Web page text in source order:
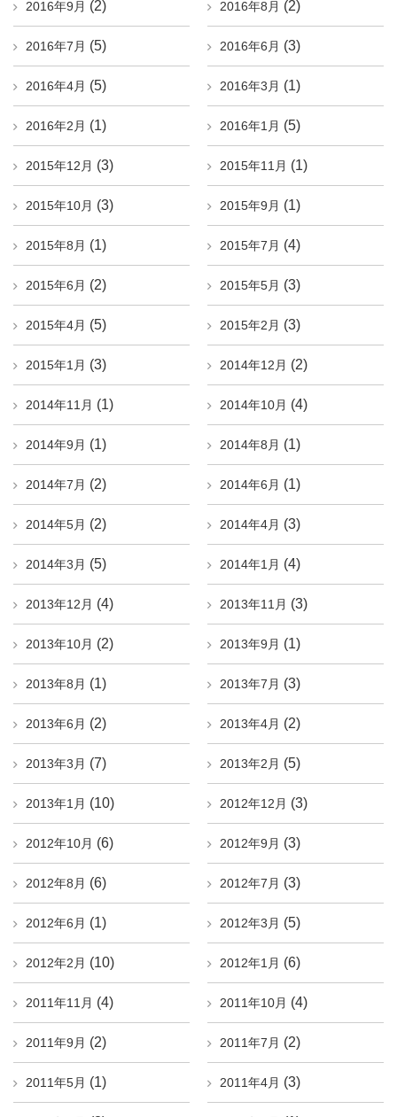
2016年9月 (2) 2016年8月 (2)
2016年7月 (5) 2016年6月 (3)
2016年4月 (5) 2016年3月 (1)
2016年2月 (1) 2016年1月 (5)
2015年12月 (3) 2015年11月 (1)
2015年10月 (3) 2015年9月 (1)
2015年8月 (1) 2015年7月 (4)
2015年6月 (2) 2015年5月 (3)
2015年4月 (5) 2015年2月 (3)
2015年1月 (3) 2014年12月 (2)
2014年11月 (1) 2014年10月 (4)
2014年9月 (1) 2014年8月 (1)
2014年7月 (2) 2014年6月 (1)
2014年5月 (2) 2014年4月 (3)
2014年3月 (5) 2014年1月 (4)
2013年12月 (4) 2013年11月 (3)
2013年10月 (2) 2013年9月 (1)
2013年8月 (1) 2013年7月 (3)
2013年6月 (2) 2013年4月 (2)
2013年3月 (7) 2013年2月 (5)
2013年1月 (10) 2012年12月 (3)
2012年10月 (6) 2012年9月 (3)
2012年8月 (6) 2012年7月 (3)
2012年6月 (1) 2012年3月 (5)
2012年2月 (10) 2012年1月 (6)
2011年11月 (4) 2011年10月 (4)
2011年9月 (2) 2011年7月 (2)
2011年5月 (1) 2011年4月 (3)